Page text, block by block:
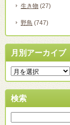
生き物 (27)
野鳥 (747)
月別アーカイブ
検索